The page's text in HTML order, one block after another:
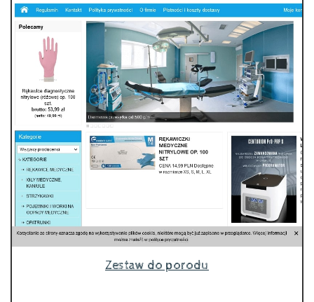
Zestaw do porodu